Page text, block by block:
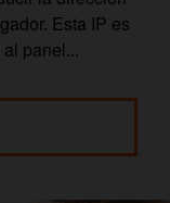
Esta IP es
panel...